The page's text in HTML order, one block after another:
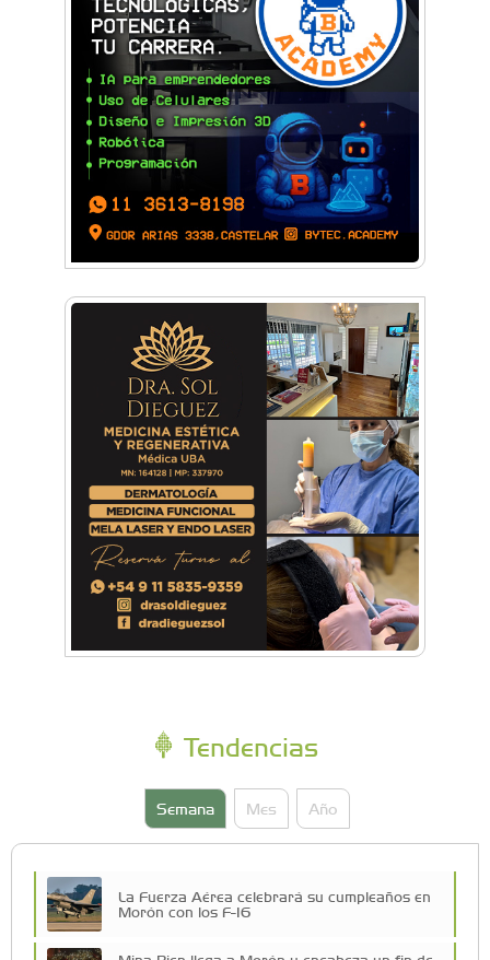
Dr. Omar Battilana: casi cuatro décadas de
odontología en Castelar con una premisa que
no cambió
Emiliano Brancciari inauguró "El Banquito de
Norita", el nuevo ciclo cultural de la Casa
Museo Nora Cortiñas
No funcionará el Ferrocarril Sarmiento por
¡Sí, prometo! Miles de estudiantes de Morón
Empresas, emprendedores y cultura se
reunieron en Expo Morón Se Muestra
Empezá a estudiar en agosto: la Universidad
de Morón abrió las inscripciones para el
segundo cuatrimestre
Tendencias
Semana Mes Año
La Fuerza Aérea celebrará su cumpleaños en
Morón con los F-16